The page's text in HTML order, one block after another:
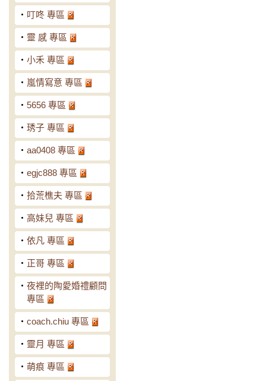
‧ 叮咚 專區
‧ 靈 感 專區
‧ 小禾 專區
‧ 嵐情寫意 專區
‧ 5656 專區
‧ 琇子 專區
‧ aa0408 專區
‧ egjc888 專區
‧ 拾荒樵夫 專區
‧ 高妹兒 專區
‧ 依凡 專區
‧ 正哥 專區
‧ 夜裡的陶愛婚禮顧問
專區
‧ coach.chiu 專區
‧ 靈月 專區
‧ 萌痕 專區